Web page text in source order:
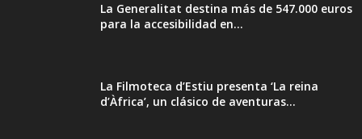
La Generalitat destina más de 547.000 euros
para la accesibilidad en...
La Filmoteca d’Estiu presenta ‘La reina
d’Àfrica’, un clásico de aventuras...